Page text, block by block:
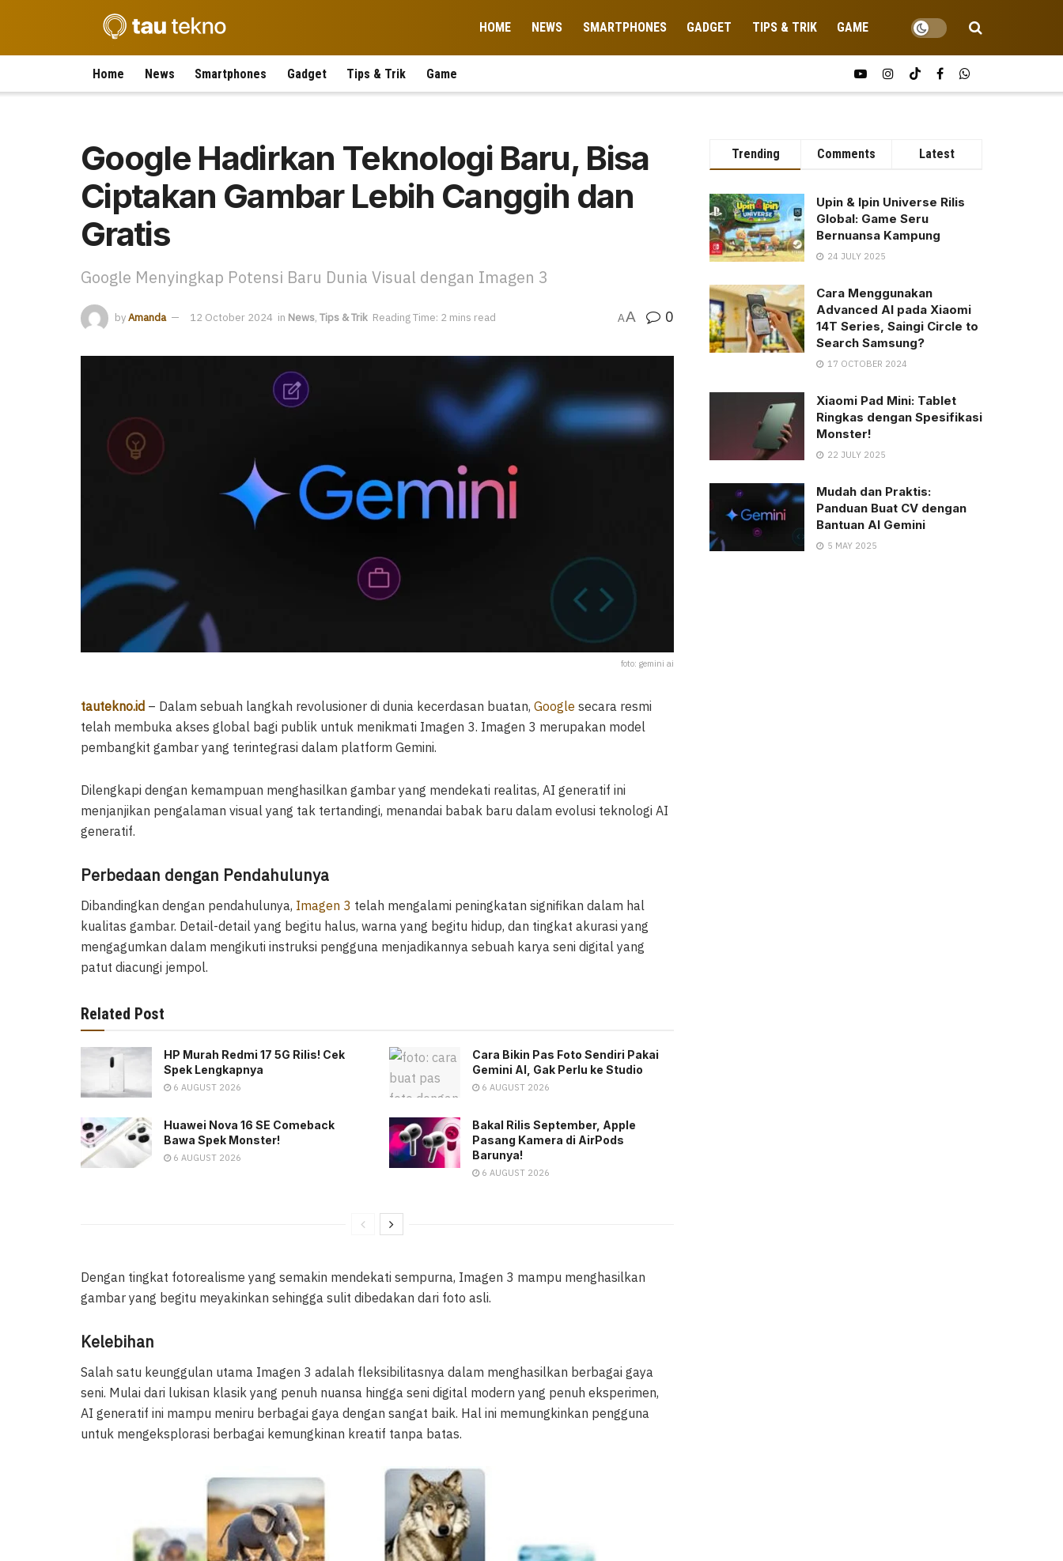
HOME NEWS SMARTPHONES GADGET TIPS & TRIK GAME
Home News Smartphones Gadget Tips & Trik Game
Google Hadirkan Teknologi Baru, Bisa
Ciptakan Gambar Lebih Canggih dan
Gratis
Google Menyingkap Potensi Baru Dunia Visual dengan Imagen 3
byAmanda 12 October 2024 in News, Tips & Trik Reading Time: 2 mins read AA 0
foto: gemini ai
tautekno.id – Dalam sebuah langkah revolusioner di dunia kecerdasan buatan, Google secara resmi
telah membuka akses global bagi publik untuk menikmati Imagen 3. Imagen 3 merupakan model
pembangkit gambar yang terintegrasi dalam platform Gemini.
Dilengkapi dengan kemampuan menghasilkan gambar yang mendekati realitas, AI generatif ini
menjanjikan pengalaman visual yang tak tertandingi, menandai babak baru dalam evolusi teknologi AI
generatif.
Perbedaan dengan Pendahulunya
Dibandingkan dengan pendahulunya, Imagen 3 telah mengalami peningkatan signifikan dalam hal
kualitas gambar. Detail-detail yang begitu halus, warna yang begitu hidup, dan tingkat akurasi yang
mengagumkan dalam mengikuti instruksi pengguna menjadikannya sebuah karya seni digital yang
patut diacungi jempol.
Related Post
HP Murah Redmi 17 5G Rilis! Cek
Spek Lengkapnya
6 AUGUST 2026
Cara Bikin Pas Foto Sendiri Pakai
Gemini AI, Gak Perlu ke Studio
6 AUGUST 2026
Huawei Nova 16 SE Comeback
Bawa Spek Monster!
6 AUGUST 2026
Bakal Rilis September, Apple
Pasang Kamera di AirPods
Barunya!
6 AUGUST 2026
Dengan tingkat fotorealisme yang semakin mendekati sempurna, Imagen 3 mampu menghasilkan
gambar yang begitu meyakinkan sehingga sulit dibedakan dari foto asli.
Kelebihan
Salah satu keunggulan utama Imagen 3 adalah fleksibilitasnya dalam menghasilkan berbagai gaya
seni. Mulai dari lukisan klasik yang penuh nuansa hingga seni digital modern yang penuh eksperimen,
AI generatif ini mampu meniru berbagai gaya dengan sangat baik. Hal ini memungkinkan pengguna
untuk mengeksplorasi berbagai kemungkinan kreatif tanpa batas.
Trending Comments Latest
Upin & Ipin Universe Rilis
Global: Game Seru
Bernuansa Kampung
24 JULY 2025
Cara Menggunakan
Advanced AI pada Xiaomi
14T Series, Saingi Circle to
Search Samsung?
17 OCTOBER 2024
Xiaomi Pad Mini: Tablet
Ringkas dengan Spesifikasi
Monster!
22 JULY 2025
Mudah dan Praktis:
Panduan Buat CV dengan
Bantuan AI Gemini
5 MAY 2025